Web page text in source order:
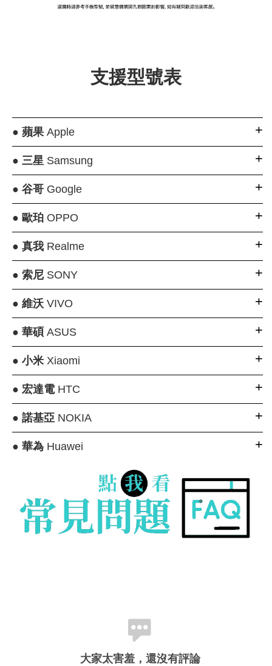
+NT$ 159
-
支援型號表
● 蘋果Apple
● 三星Samsung
● 谷哥Google
● 歐珀OPPO
● 真我Realme
● 索尼SONY
● 維沃VIVO
● 華碩 ASUS
● 小米Xiaomi
● 宏達電HTC
● 諾基亞NOKIA
● 華為Huawei
大家太害羞，還沒有評論